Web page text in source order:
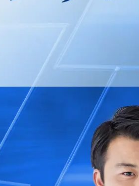
お役立ち情報, 補助金・助成金
「防犯カメラに使える補助金はあ
る？令和8年度の...
2025/06/26